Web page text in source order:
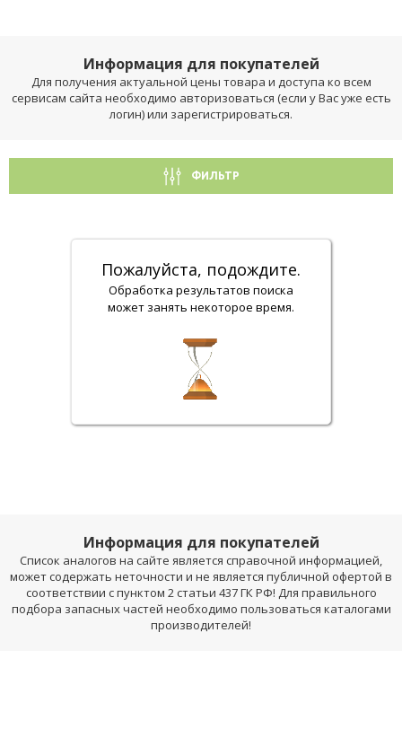
Информация для покупателей
Для получения актуальной цены товара и доступа ко всем
сервисам сайта необходимо авторизоваться (если у Вас уже есть
логин) или зарегистрироваться.
ФИЛЬТР
Пожалуйста, подождите.
Обработка результатов поиска
может занять некоторое время.
Информация для покупателей
Список аналогов на сайте является справочной информацией,
может содержать неточности и не является публичной офертой в
соответствии с пунктом 2 статьи 437 ГК РФ! Для правильного
подбора запасных частей необходимо пользоваться каталогами
производителей!